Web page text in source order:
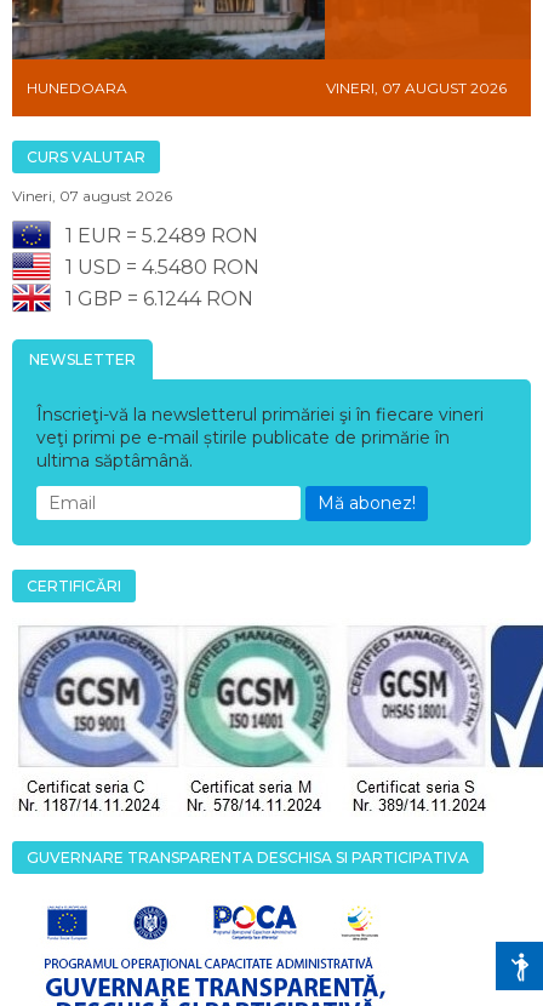
HUNEDOARA VINERI, 07 AUGUST 2026
CURS VALUTAR
Vineri, 07 august 2026
1 EUR = 5.2489 RON
1 USD = 4.5480 RON
1 GBP = 6.1244 RON
NEWSLETTER
Înscrieţi-vă la newsletterul primăriei şi în fiecare vineri
veţi primi pe e-mail știrile publicate de primărie în
ultima săptâmână.
Mă abonez!
CERTIFICĂRI
GUVERNARE TRANSPARENTA DESCHISA SI PARTICIPATIVA